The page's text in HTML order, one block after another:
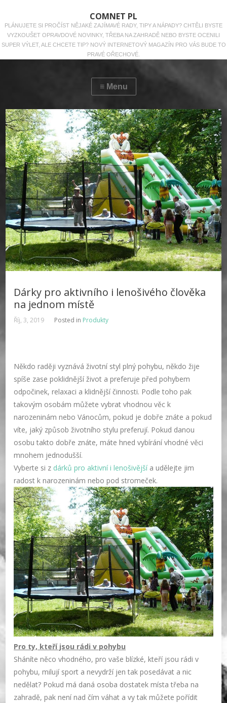
COMNET PL
PLÁNUJETE SI PROČÍST NĚJAKÉ ZAJÍMAVÉ RADY, TIPY A NÁPADY? CHTĚLI BYSTE
VYZKOUŠET OPRAVDOVÉ NOVINKY, TŘEBA NA ZAHRADĚ NEBO BYSTE OCENILI
SUPER VÝLET, ALE CHCETE TIP? NOVÝ INTERNETOVÝ MAGAZÍN PRO VÁS BUDE TO
PRAVÉ OŘECHOVÉ.
Dárky pro aktivního i lenošivého člověka
na jednom místě
Říj, 3, 2019 Posted in Produkty
Někdo raději vyznává životní styl plný pohybu, někdo žije
spíše zase poklidnější život a preferuje před pohybem
odpočinek, relaxaci a klidnější činnosti. Podle toho pak
takovým osobám můžete vybrat vhodnou věc k
narozeninám nebo Vánocům, pokud je dobře znáte a pokud
víte, jaký způsob životního stylu preferují. Pokud danou
osobu takto dobře znáte, máte hned vybírání vhodné věci
mnohem jednodušší.
Vyberte si z dárků pro aktivní i lenošivějšía udělejte jim
radost k narozeninám nebo pod stromeček.
Pro ty, kteří jsou rádi v pohybu
Sháníte něco vhodného, pro vaše blízké, kteří jsou rádi v
pohybu, milují sport a nevydrží jen tak posedávat a nic
nedělat? Pokud má daná osoba dostatek místa třeba na
zahradě, pak není nad čím váhat a vy tak můžete pořídit